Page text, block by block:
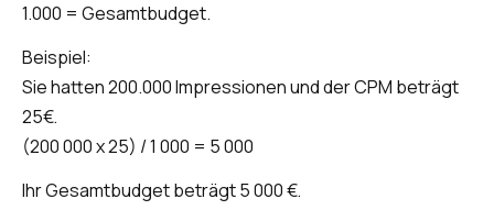
1.000 = Gesamtbudget.
Beispiel:
Sie hatten 200.000 Impressionen und der CPM beträgt
25€.
(200 000 x 25) / 1 000 = 5 000
Ihr Gesamtbudget beträgt 5 000 €.